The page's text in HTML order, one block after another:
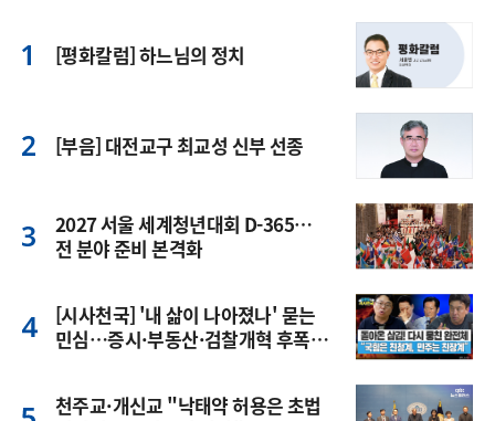
[평화칼럼] 하느님의 정치
[부음] 대전교구 최교성 신부 선종
2027 서울 세계청년대회 D-365…
전 분야 준비 본격화
[시사천국] '내 삶이 나아졌나' 묻는
민심…증시·부동산·검찰개혁 후폭
천주교·개신교 "낙태약 허용은 초법